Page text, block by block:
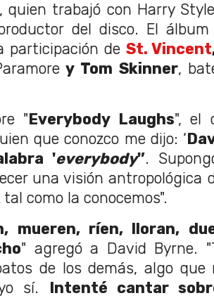
, quien trabajó con Harry
del disco. El
participación de St. Vincent
y Tom Skinner,
"Everybody Laughs", el
que conozco me dijo: ‘
'everybody'’.
una visión antropológica
tal como la conocemos".
mueren, ríen, lloran,
" agregó a David Byrne.
de los demás, algo que
sí. Intenté cantar